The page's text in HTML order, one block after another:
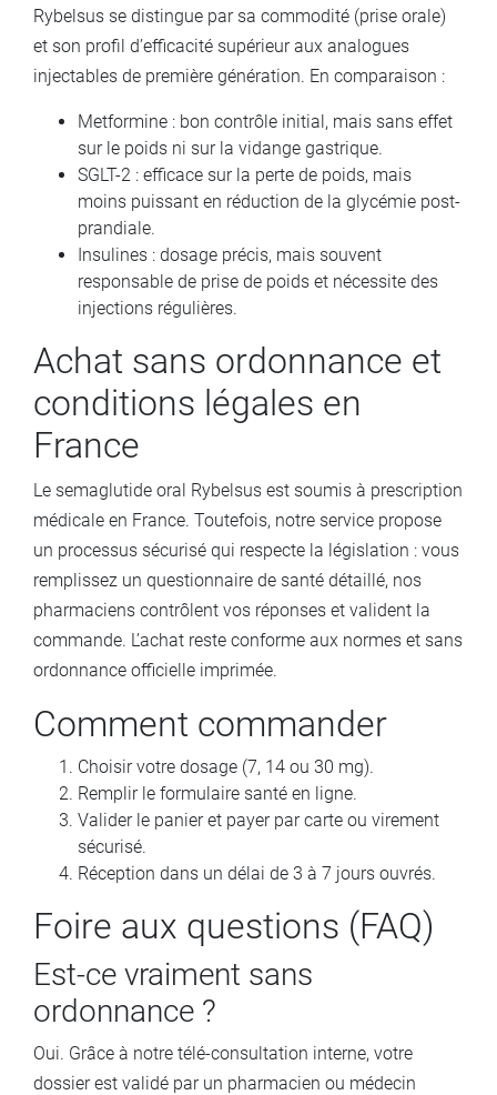
Rybelsus se distingue par sa commodité (prise orale)
et son profil d’efficacité supérieur aux analogues
injectables de première génération. En comparaison :
Metformine : bon contrôle initial, mais sans effet
sur le poids ni sur la vidange gastrique.
SGLT-2 : efficace sur la perte de poids, mais
moins puissant en réduction de la glycémie post-
prandiale.
Insulines : dosage précis, mais souvent
responsable de prise de poids et nécessite des
injections régulières.
Achat sans ordonnance et
conditions légales en
France
Le semaglutide oral Rybelsus est soumis à prescription
médicale en France. Toutefois, notre service propose
un processus sécurisé qui respecte la législation : vous
remplissez un questionnaire de santé détaillé, nos
pharmaciens contrôlent vos réponses et valident la
commande. L’achat reste conforme aux normes et sans
ordonnance officielle imprimée.
Comment commander
Choisir votre dosage (7, 14 ou 30 mg).
Remplir le formulaire santé en ligne.
Valider le panier et payer par carte ou virement
sécurisé.
Réception dans un délai de 3 à 7 jours ouvrés.
Foire aux questions (FAQ)
Est-ce vraiment sans
ordonnance ?
Oui. Grâce à notre télé-consultation interne, votre
dossier est validé par un pharmacien ou médecin